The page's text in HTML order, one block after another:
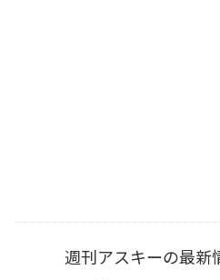
週刊アスキーの最新